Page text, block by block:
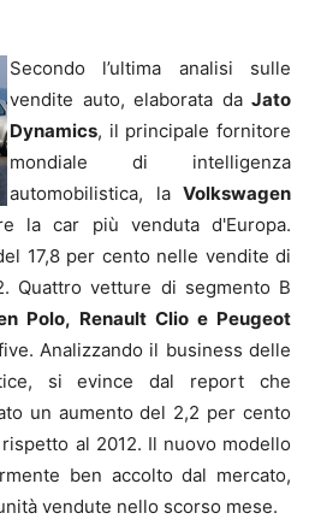
Secondo l’ultima analisi sulle
vendite auto, elaborata da Jato
Dynamics, il principale fornitore
mondiale di intelligenza
automobilistica, la Volkswagen
la car più venduta d'Europa.
17,8 per cento nelle vendite di
Quattro vetture di segmento B
Polo, Renault Clio e Peugeot
Analizzando il business delle
si evince dal report che
un aumento del 2,2 per cento
al 2012. Il nuovo modello
ben accolto dal mercato,
vendute nello scorso mese.